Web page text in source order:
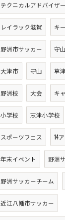
テクニカルアドバイザー
レイラック滋賀 キ
野洲市サッカー 守
大津市 守山 草
野洲校 大会 キ
小学校 志津小学校
スポーツフェス 14
年末イベント 野洲
野洲サッカーチーム
近江八幡市サッカー